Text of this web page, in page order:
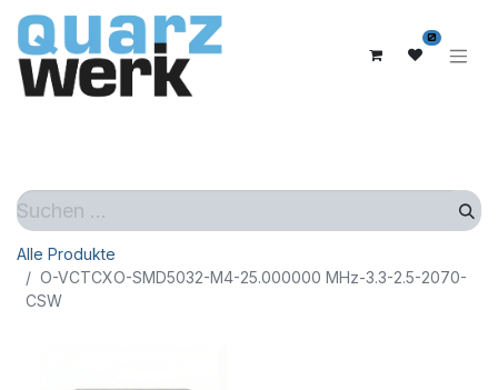
0
Alle Produkte
O-VCTCXO-SMD5032-M4-25.000000 MHz-3.3-2.5-2070-
CSW